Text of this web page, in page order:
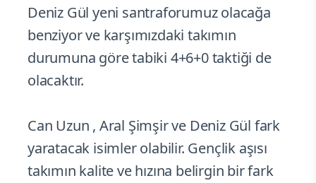
Deniz Gül yeni santraforumuz olacağa
benziyor ve karşımızdaki takımın
durumuna göre tabiki 4+6+0 taktiği de
olacaktır.
Can Uzun , Aral Şimşir ve Deniz Gül fark
yaratacak isimler olabilir. Gençlik aşısı
takımın kalite ve hızına belirgin bir fark